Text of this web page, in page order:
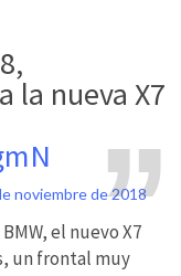
la nueva X7
noviembre de 2018
el nuevo X7
un frontal muy